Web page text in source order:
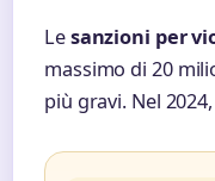
Lesanzioni per
massimo di 20
più gravi. Nel